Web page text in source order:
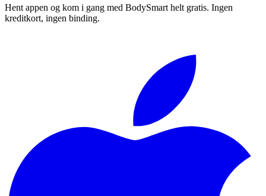
Hent appen og kom i gang med BodySmart helt gratis. Ingen
kreditkort, ingen binding.